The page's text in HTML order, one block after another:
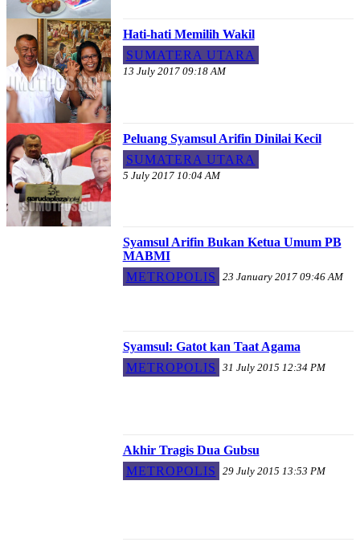
Hati-hati Memilih Wakil
SUMATERA UTARA
13 July 2017 09:18 AM
Peluang Syamsul Arifin Dinilai Kecil
SUMATERA UTARA
5 July 2017 10:04 AM
Syamsul Arifin Bukan Ketua Umum PB
MABMI
METROPOLIS
23 January 2017 09:46 AM
Syamsul: Gatot kan Taat Agama
METROPOLIS
31 July 2015 12:34 PM
Akhir Tragis Dua Gubsu
METROPOLIS
29 July 2015 13:53 PM